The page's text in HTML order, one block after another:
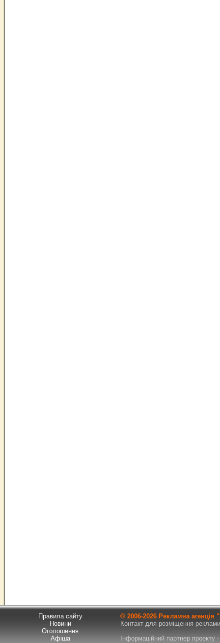
Правила сайту
Новини
Оголошення
Афіша
© 2006-2026 Рекламна
Контакт для розміщення
Інформаційний партнер проекту